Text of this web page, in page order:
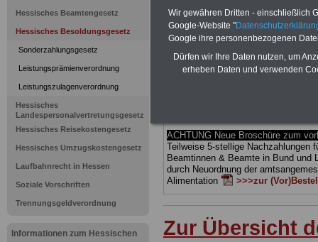
Hessisches Beamtengesetz
Hessisches Besoldungsgesetz
Sonderzahlungsgesetz
Leistungsprämienverordnung
Leistungszulagenverordnung
Hessisches
Landespersonalvertretungsgesetz
Hessisches Reisekostengesetz
Hessisches Umzugskostengesetz
Laufbahnrecht in Hessen
Soziale Vorschriften
Trennungsgeldverordnung
Informationen zum Hessischen
BEHÖRDEN-ABOmit drei
25,00 Euro: Wissenswertes für
und Beamte, Beamten-
(Bund/Länder) sowie Beihilferecht
Ländern. Alle drei Ratgeber sind
gegliedert und erläutern auch
ACHTUNG Neue Broschüre zum
Teilweise 5-stellige Nachzahlungen
Beamtinnen & Beamte in Bund und
durch Neuordnung der
Alimentation
>>>zur
Zur Übersicht
Wir gewähren Dritten - einschließlich
Google-Website "
Google ihre personenbezogenen
Dürfen wir Ihre Daten nutzen, um
erheben Daten und verwenden